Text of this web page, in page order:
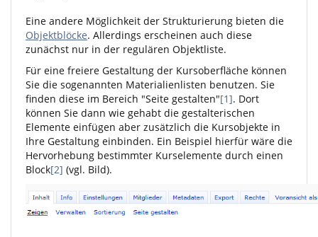
Eine andere Möglichkeit der Strukturierung bieten die
Objektblöcke. Allerdings erscheinen auch diese
zunächst nur in der regulären Objektliste.
Für eine freiere Gestaltung der Kursoberfläche können
Sie die sogenannten Materialienlisten benutzen. Sie
finden diese im Bereich "Seite gestalten"[1]. Dort
können Sie dann wie gehabt die gestalterischen
Elemente einfügen aber zusätzlich die Kursobjekte in
Ihre Gestaltung einbinden. Ein Beispiel hierfür wäre die
Hervorhebung bestimmter Kurselemente durch einen
Block[2] (vgl. Bild).